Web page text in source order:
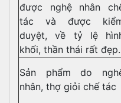
được nghệ nhân
tác và được
duyệt, về tỷ lệ
khối, thần thái rất đẹp.
Sản phẩm do
nhân, thợ giỏi chế tác